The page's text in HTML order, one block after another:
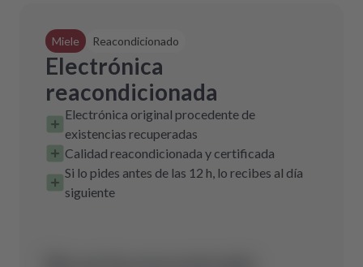
Miele Reacondicionado
Electrónica
reacondicionada
Electrónica original procedente de
existencias recuperadas
Calidad reacondicionada y certificada
Si lo pides antes de las 12 h, lo recibes al día
siguiente